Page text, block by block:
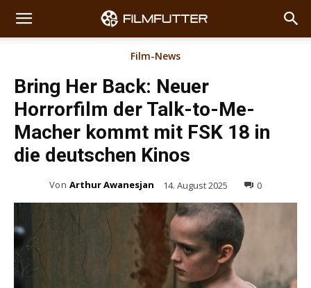
Film-News
Bring Her Back: Neuer
Horrorfilm der Talk-to-Me-
Macher kommt mit FSK 18 in
die deutschen Kinos
Von Arthur Awanesjan 14. August 2025 0